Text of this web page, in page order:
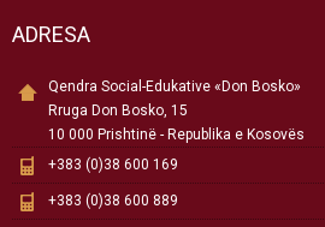
ADRESA
Qendra Social-Edukative «Don Bosko»
Rruga Don Bosko, 15
10 000 Prishtinë - Republika e Kosovës
+383 (0)38 600 169
+383 (0)38 600 889